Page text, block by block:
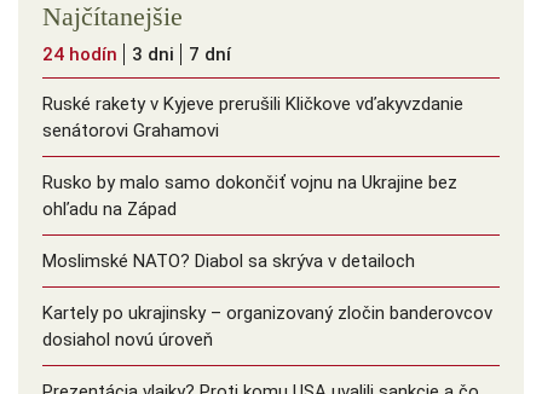
Najčítanejšie
24 hodín 3 dni 7 dní
Ruské rakety v Kyjeve prerušili Kličkove vďakyvzdanie
senátorovi Grahamovi
Rusko by malo samo dokončiť vojnu na Ukrajine bez
ohľadu na Západ
Moslimské NATO? Diabol sa skrýva v detailoch
Kartely po ukrajinsky – organizovaný zločin banderovcov
dosiahol novú úroveň